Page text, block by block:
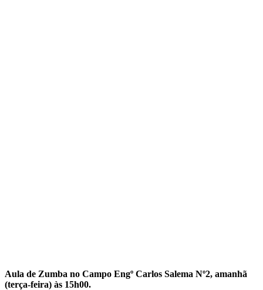
Aula de Zumba no Campo Engº Carlos Salema Nº2, amanhã
(terça-feira) às 15h00.